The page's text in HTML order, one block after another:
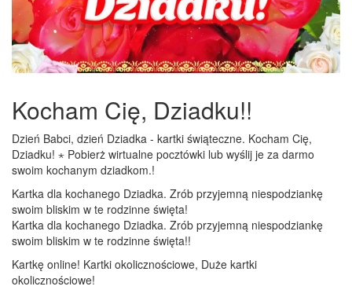
Kocham Cię, Dziadku!!
Dzień Babci, dzień Dziadka - kartki świąteczne. Kocham Cię,
Dziadku! ⋆ Pobierż wirtualne pocztówki lub wyślij je za darmo
swoim kochanym dziadkom.!
Kartka dla kochanego Dziadka. Zrób przyjemną niespodziankę
swoim bliskim w te rodzinne święta!
Kartka dla kochanego Dziadka. Zrób przyjemną niespodziankę
swoim bliskim w te rodzinne święta!!
Kartkę online! Kartki okolicznościowe, Duże kartki
okolicznościowe!